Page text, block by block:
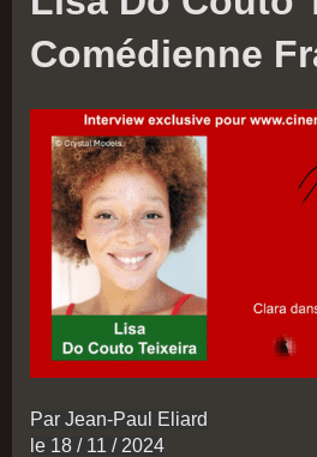
Comédienne
Par Jean-Paul Eliard
le 18 / 11 / 2024